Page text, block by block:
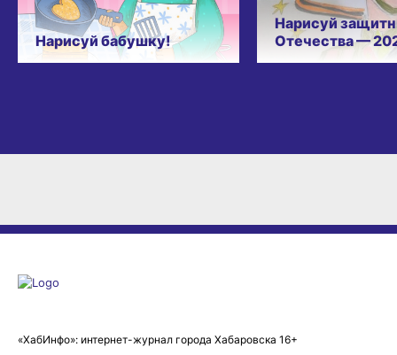
Нарисуй бабушку!
Нарисуй
Отечества —
«ХабИнфо»: интернет-журнал города Хабаровска 16+